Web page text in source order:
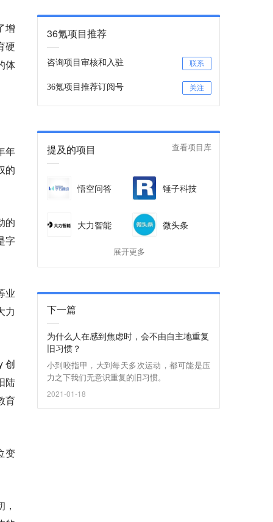
增
硬
体
年
的
的
字
业
力
创
陆
育
变
36氪项目推荐
咨询项目审核和入驻 联系
36氪项目推荐订阅号 关注
提及的项目 查看项目库
悟空问答 锤子科技
大力智能 微头条
展开更多
下一篇
为什么人在感到焦虑时，会不由自主地重复
旧习惯？
小到咬指甲，大到每天多次运动，都可能是压
力之下我们无意识重复的旧习惯。
2021-01-18